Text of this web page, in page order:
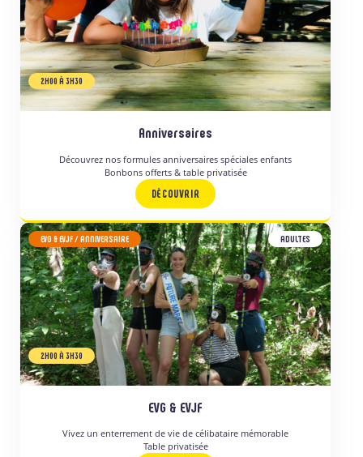
2H00 À 3H30
Anniversaires
Découvrez nos formules anniversaires spéciales enfants
Bonbons offerts & table privatisée
DÉCOUVRIR
EVG & EVJF / ANNIVERSAIRE ADULTES
2H00 À 3H30
EVG & EVJF
Vivez un enterrement de vie de célibataire mémorable
Table privatisée